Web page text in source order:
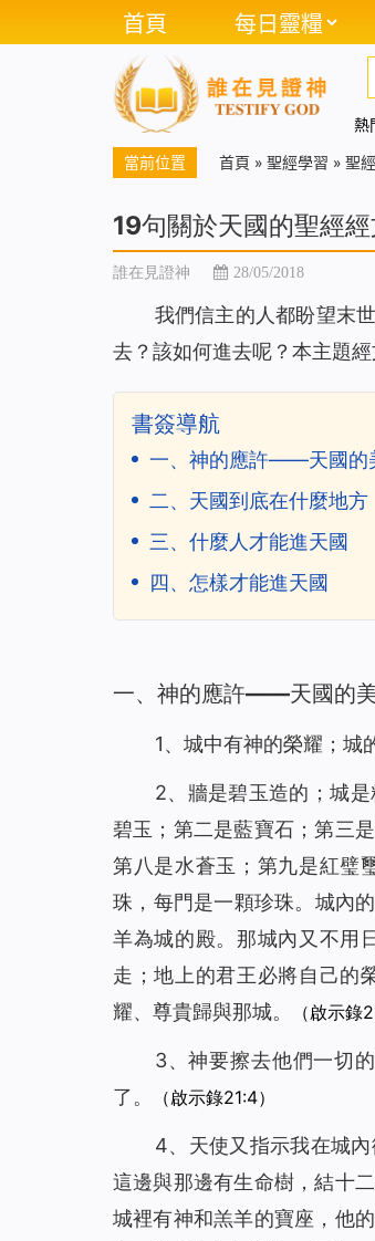
首頁 每日靈糧
熱
當前位置 首頁 » 聖經學習 » 聖
19句關於天國的聖經
誰在見證神 28/05/2018
我們信主的人都盼望末
去？該如何進去呢？本主題
書簽導航
一、神的應許——天國的
二、天國到底在什麼地方
三、什麼人才能進天國
四、怎樣才能進天國
一、神的應許——天國的
1、城中有神的榮耀；城
2、牆是碧玉造的；城
碧玉；第二是藍寶石；第三
第八是水蒼玉；第九是紅璧
珠，每門是一顆珍珠。城內
羊為城的殿。那城內又不用
走；地上的君王必將自己的
耀、尊貴歸與那城。
（啟示錄
3、神要擦去他們一切
了。
（啟示錄21:4）
4、天使又指示我在城
這邊與那邊有生命樹，結十
城裡有神和羔羊的寶座，他